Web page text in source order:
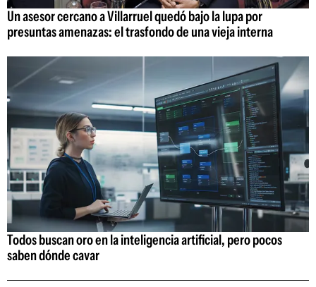
Un asesor cercano a Villarruel quedó bajo la lupa por
presuntas amenazas: el trasfondo de una vieja interna
Todos buscan oro en la inteligencia artificial, pero pocos
saben dónde cavar